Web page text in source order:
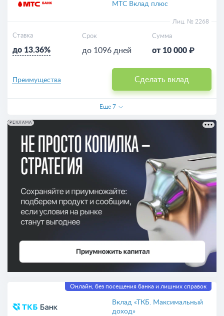
МТС Вклад плюс
Лиц. № 2268
Ставка
до 13.36%
Срок
до 1096 дней
Сумма
от 10 000 ₽
Сделать вклад
Преимущества
Еще 7
РЕКЛАМА
Онлайн, без посещения банка и лишних справок
Вклад «ТКБ. Максимальный
доход»